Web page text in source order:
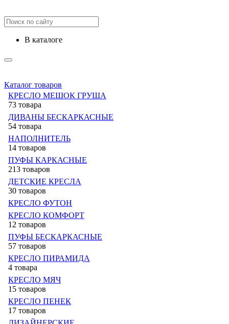
в каталоге
Каталог товаров
КРЕСЛО МЕШОК ГРУША
73 товара
ДИВАНЫ БЕСКАРКАСНЫЕ
54 товара
НАПОЛНИТЕЛЬ
14 товаров
ПУФЫ КАРКАСНЫЕ
213 товаров
ДЕТСКИЕ КРЕСЛА
30 товаров
КРЕСЛО ФУТОН
КРЕСЛО КОМФОРТ
12 товаров
ПУФЫ БЕСКАРКАСНЫЕ
57 товаров
КРЕСЛО ПИРАМИДА
4 товара
КРЕСЛО МЯЧ
15 товаров
КРЕСЛО ПЕНЕК
17 товаров